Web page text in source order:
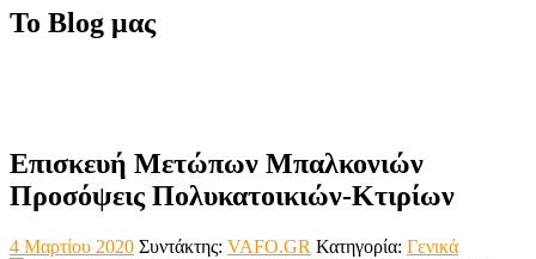
Το Blog μας
Επισκευή Μετώπων Μπαλκονιών
Προσόψεις Πολυκατοικιών-Κτιρίων
4 Μαρτίου 2020 Συντάκτης: VAFO.GR Κατηγορία: Γενικά